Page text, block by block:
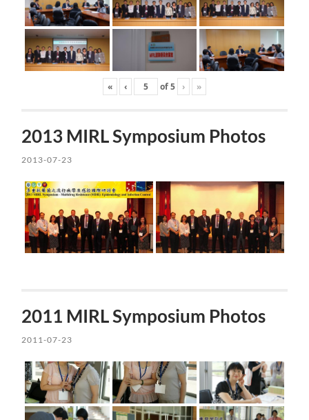
« ‹ of5 › »
2013 MIRL Symposium Photos
2013-07-23
2011 MIRL Symposium Photos
2011-07-23